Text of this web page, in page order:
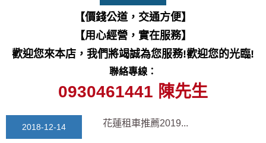
【價錢公道，交通方便】
【用心經營，實在服務】
歡迎您來本店，我們將竭誠為您服務!歡迎您的光臨!
聯絡專線：
0930461441 陳先生
三日遊景點行程規劃景...
2018-03-12 花蓮自由行自助行程
2025-11-17 通水管後排水變快？背...
2018-12-14 花蓮租車推薦2019...